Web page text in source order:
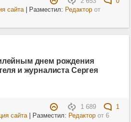
сайта| Разместил: Редакторот
днем рождения
и журналиста Сергея
1 689
1
сайта| Разместил: Редакторот 6